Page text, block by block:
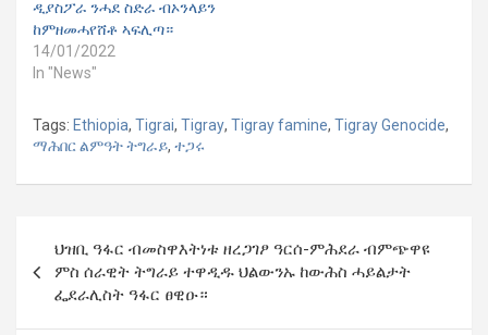
ዲያስፖራ ንሓደ ስድራ ብኦንላይን
ከምዘመሓየሸቶ ኣፍሊጣ።
14/01/2022
In "News"
Tags: Ethiopia, Tigrai, Tigray, Tigray famine, Tigray Genocide,
ማሕበር ልምዓት ትግራይ, ተጋሩ
navigation
ህዝቢ ዓፋር ብመስዋእትነቱ ዘረጋገፆ ዓርሰ-ምሕደራ ብምጭዋዩ
ምስ ሰራዊት ትግራይ ተዋዲዱ ህልውንኡ ከውሕስ ሓይልታት
ፌደራሊስት ዓፋር ፀዊዑ።